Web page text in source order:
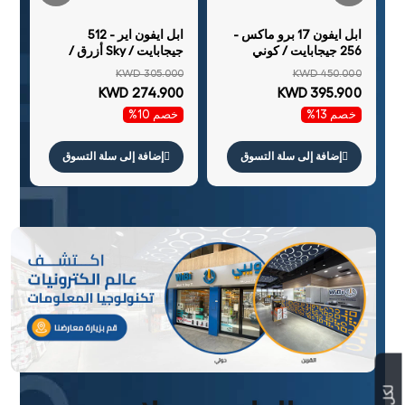
ابل ايفون 17 برو ماكس -
256 جيجابايت / كوني
برتقالي / نانو سيم فيزيائي
KWD 450.000
KWD 395.900
خصم 13%
إضافة إلى سلة التسوق
ابل ايفون اير - 512
جيجابايت / Sky أزرق /
5جي / 6.5 بوصة / الشرقKWD 305.000
KWD 274.900
خصم 10%
إضافة إلى سلة التسوق